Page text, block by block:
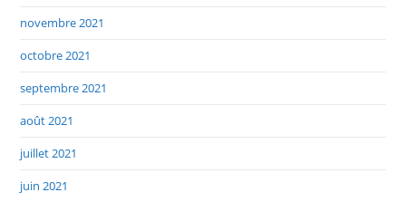
novembre 2021
octobre 2021
septembre 2021
août 2021
juillet 2021
juin 2021